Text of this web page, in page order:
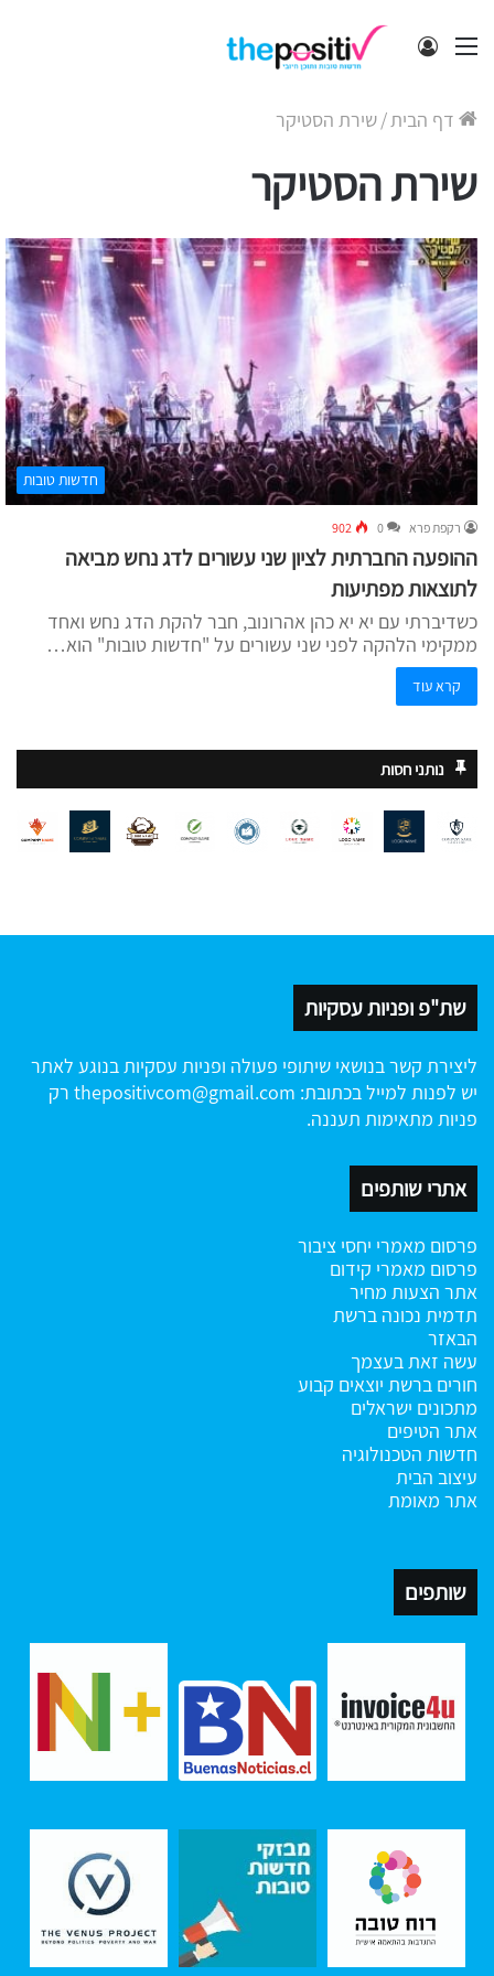
תפריט התחבר
דף הבית/שירת הסטיקר
שירת הסטיקר
חדשות טובות
רקפת פרא 0
902
ההופעה החברתית לציון שני עשורים לדג נחש מביאה
לתוצאות מפתיעות
כשדיברתי עם יא יא כהן אהרונוב, חבר להקת הדג נחש ואחד
ממקימי הלהקה לפני שני עשורים על "חדשות טובות" הוא…
קרא עוד
נותני חסות
שת"פ ופניות עסקיות
ליצירת קשר בנושאי שיתופי פעולה ופניות עסקיות בנוגע לאתר
יש לפנות למייל בכתובת: thepositivcom@gmail.com רק
פניות מתאימות תעננה.
אתרי שותפים
פרסום מאמרי יחסי ציבור
פרסום מאמרי קידום
אתר הצעות מחיר
תדמית נכונה ברשת
הבאזר
עשה זאת בעצמך
חורים ברשת יוצאים קבוע
מתכונים ישראלים
אתר הטיפים
חדשות הטכנולוגיה
עיצוב הבית
אתר מאומת
שותפים